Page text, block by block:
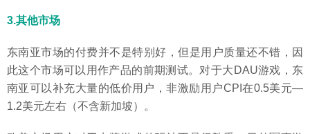
3.其他市场
东南亚市场的付费并不是特别好，但是用户质量还不错，因
此这个市场可以用作产品的前期测试。对于大DAU游戏，东
南亚可以补充大量的低价用户，非激励用户CPI在0.5美元—
1.2美元左右（不含新加坡）。